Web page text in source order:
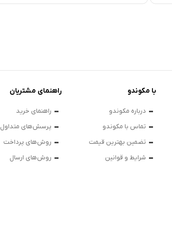
با مکوندو
درباره مکوندو
تماس با مکوندو
تضمین بهترین قیمت
شرایط و قوانین
راهنمای مشتریان
راهنمای خرید
پرسش‌های متداول
روش‌های پرداخت
روش‌های ارسال